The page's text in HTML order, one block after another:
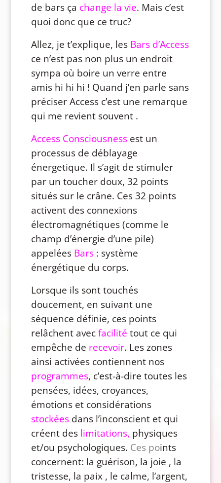
de bars ça change la vie. Mais c’est
quoi donc que ce truc?
Allez, je t’explique, les Bars d’Access
ce n’est pas non plus un endroit
sympa où boire un verre entre
amis hi hi hi ! Quand j’en parle sans
préciser Access c’est une remarque
qui me revient souvent .
Access Consciousnessest un
processus de déblayage
énergetique. Il s’agit de stimuler
par un toucher doux, 32 points
situés sur le crâne. Ces 32 points
activent des connexions
électromagnétiques (comme le
champ d’énergie d’une pile)
appeléesBars: système
énergétique du corps.
Lorsque ils sont touchés
doucement, en suivant une
séquence définie, ces points
relâchent avec facilité tout ce qui
empêche de recevoir. Les zones
ainsi activées contiennent nos
programmes, c’est-à-dire toutes les
pensées, idées, croyances,
émotions et considérations
stockéesdans l’inconscient et qui
créent des limitations, physiques
et/ou psychologiques. Ces points
concernent: la guérison, la joie , la
tristesse, la paix , le calme, l’argent,